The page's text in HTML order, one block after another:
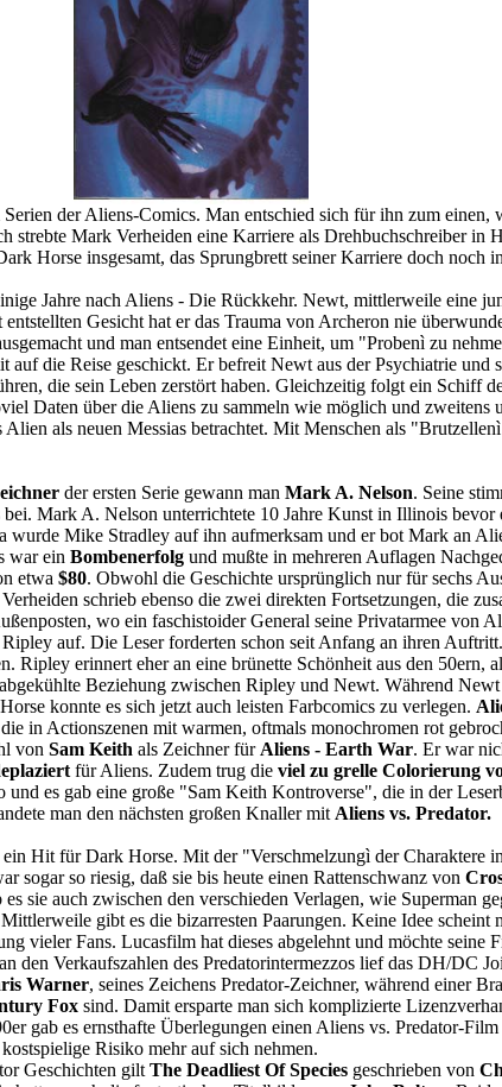
Serien der Aliens-Comics. Man entschied sich für ihn zum
strebte Mark Verheiden eine Karriere als Drehbuchschreiber
Horse insgesamt, das Sprungbrett seiner Karriere doch
Jahre nach Aliens - Die Rückkehr. Newt, mittlerweile eine
Gesicht hat er das Trauma von Archeron nie
und man entsendet eine Einheit, um "Probenì zu
auf die Reise geschickt. Er befreit Newt aus der Psychiatrie
die sein Leben zerstört haben. Gleichzeitig folgt ein
Daten über die Aliens zu sammeln wie möglich und
als neuen Messias betrachtet. Mit Menschen als
der ersten Serie gewann man Mark A. Nelson. Seine
bei. Mark A. Nelson unterrichtete 10 Jahre Kunst in Illinois
wurde Mike Stradley auf ihn aufmerksam und er bot Mark an
war ein Bombenerfolg und mußte in mehreren Auflagen
etwa $80. Obwohl die Geschichte ursprünglich nur für sechs
schrieb ebenso die zwei direkten Fortsetzungen, die
wo ein faschistoider General seine Privatarmee
auf. Die Leser forderten schon seit Anfang an ihren
Ripley erinnert eher an eine brünette Schönheit aus den
Beziehung zwischen Ripley und Newt. Während
konnte es sich jetzt auch leisten Farbcomics zu verlegen.
in Actionszenen mit warmen, oftmals monochromen rot
von Sam Keith als Zeichner für Aliens - Earth War. Er war
für Aliens. Zudem trug die viel zu grelle Colorierung
und es gab eine große "Sam Keith Kontroverse", die in der
man den nächsten großen Knaller mit Aliens vs. Predator.
Hit für Dark Horse. Mit der "Verschmelzungì der Charaktere
sogar so riesig, daß sie bis heute einen Rattenschwanz von
sie auch zwischen den verschieden Verlagen, wie Superman
gibt es die bizarresten Paarungen. Keine Idee
vieler Fans. Lucasfilm hat dieses abgelehnt und möchte
den Verkaufszahlen des Predatorintermezzos lief das DH/DC
Warner, seines Zeichens Predator-Zeichner, während einer
Fox sind. Damit ersparte man sich komplizierte
gab es ernsthafte Überlegungen einen Aliens vs. Predator-
Risiko mehr auf sich nehmen.
Geschichten gilt The Deadliest Of Species geschrieben von